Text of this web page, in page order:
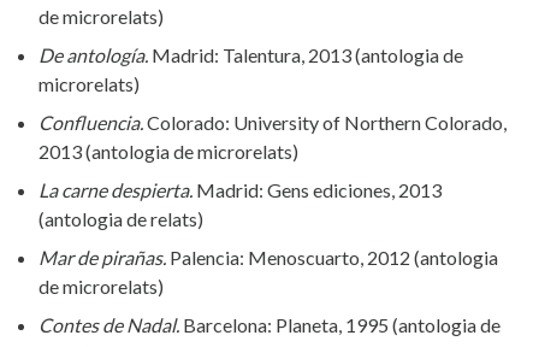
de microrelats)
De antología. Madrid: Talentura, 2013 (antologia de
microrelats)
Confluencia.Colorado: University of Northern Colorado,
2013 (antologia de microrelats)
La carne despierta. Madrid: Gens ediciones, 2013
(antologia de relats)
Mar de pirañas. Palencia: Menoscuarto, 2012 (antologia
de microrelats)
Contes de Nadal. Barcelona: Planeta, 1995 (antologia de